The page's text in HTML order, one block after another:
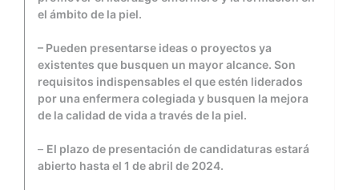
el ámbito de la piel.
– Pueden presentarse ideas o proyectos ya
existentes que busquen un mayor alcance. Son
requisitos indispensables el que estén liderados
por una enfermera colegiada y busquen la mejora
de la calidad de vida a través de la piel.
– El plazo de presentación de candidaturas estará
abierto hasta el 1 de abril de 2024.